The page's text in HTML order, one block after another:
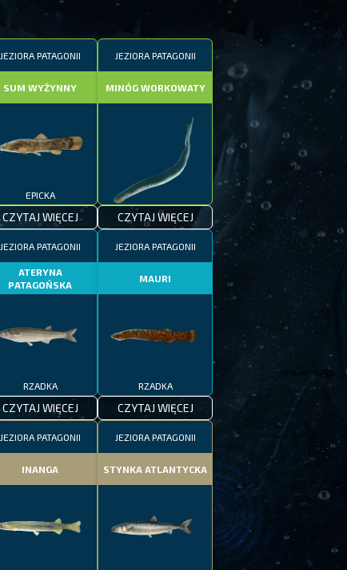
JEZIORA PATAGONII
SUM WYŻYNNY
EPICKA
CZYTAJ WIĘCEJ
JEZIORA PATAGONII
MINÓG WORKOWATY
EPICKA
CZYTAJ WIĘCEJ
JEZIORA PATAGONII
ATERYNA
PATAGOŃSKA
RZADKA
CZYTAJ WIĘCEJ
JEZIORA PATAGONII
MAURI
RZADKA
CZYTAJ WIĘCEJ
JEZIORA PATAGONII
INANGA
JEZIORA PATAGONII
STYNKA ATLANTYCKA